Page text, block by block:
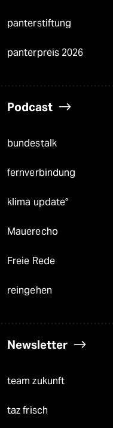
panterstiftung
panterpreis 2026
Podcast
bundestalk
fernverbindung
klima update°
Mauerecho
Freie Rede
reingehen
Newsletter
team zukunft
taz frisch